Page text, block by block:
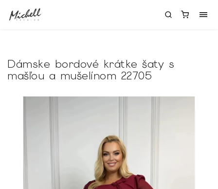
Dámske bordové krátke šaty s
mašľou a mušelínom 22705